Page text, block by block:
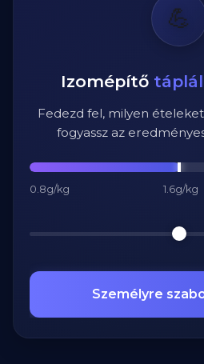
💪
Izomépítő
Fedezd fel, milyen
fogyassz az
0.8g/kg 1.6g/kg
Személyre